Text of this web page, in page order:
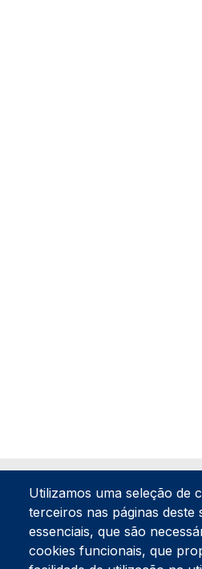
Utilizamos uma seleção de
terceiros nas páginas deste
essenciais, que são
cookies funcionais, que